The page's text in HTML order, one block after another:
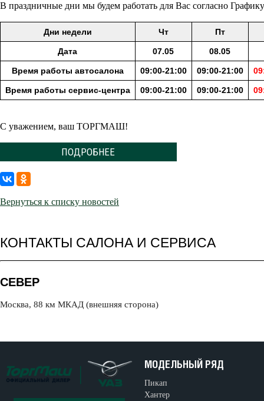
В праздничные дни мы будем работать для Вас согласно
Дни недели Чт Пт
Дата 07.05 08.05
Время работы автосалона 09:00-21:00 09:00-21:00
Время работы сервис-центра 09:00-21:00 09:00-21:00
С уважением, ваш ТОРГМАШ!
ПОДРОБНЕЕ
Вернуться к списку новостей
КОНТАКТЫ САЛОНА И СЕРВИСА
СЕВЕР
Москва, 88 км МКАД (внешняя сторона)
МОДЕЛЬНЫЙ РЯД
Пикап
Хантер